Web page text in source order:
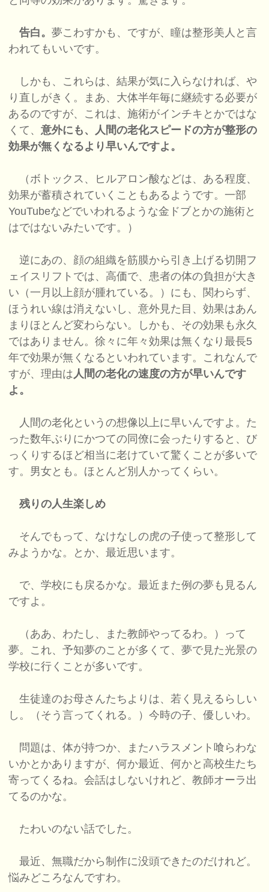
告白。夢こわすかも、ですが、瞳は整形美人と言
われてもいいです。
しかも、これらは、結果が気に入らなければ、や
り直しがきく。まあ、大体半年毎に継続する必要が
あるのですが、これは、施術がインチキとかではな
くて、意外にも、人間の老化スピードの方が整形の
効果が無くなるより早いんですよ。
（ボトックス、ヒルアロン酸などは、ある程度、
効果が蓄積されていくこともあるようです。一部
YouTubeなどでいわれるような金ドブとかの施術と
はではないみたいです。）
逆にあの、顔の組織を筋膜から引き上げる切開フ
ェイスリフトでは、高価で、患者の体の負担が大き
い（一月以上顔が腫れている。）にも、関わらず、
ほうれい線は消えないし、意外見た目、効果はあん
まりほとんど変わらない。しかも、その効果も永久
ではありません。徐々に年々効果は無くなり最長5
年で効果が無くなるといわれています。これなんで
すが、理由は人間の老化の速度の方が早いんです
よ。
人間の老化というの想像以上に早いんですよ。た
った数年ぶりにかつての同僚に会ったりすると、び
っくりするほど相当に老けていて驚くことが多いで
す。男女とも。ほとんど別人かってくらい。
残りの人生楽しめ
そんでもって、なけなしの虎の子使って整形して
みようかな。とか、最近思います。
で、学校にも戻るかな。最近また例の夢も見るん
ですよ。
（ああ、わたし、また教師やってるわ。）って
夢。これ、予知夢のことが多くて、夢で見た光景の
学校に行くことが多いです。
生徒達のお母さんたちよりは、若く見えるらしい
し。（そう言ってくれる。）今時の子、優しいわ。
問題は、体が持つか、またハラスメント喰らわな
いかとかありますが、何か最近、何かと高校生たち
寄ってくるね。会話はしないけれど、教師オーラ出
てるのかな。
たわいのない話でした。
最近、無職だから制作に没頭できたのだけれど。
悩みどころなんですわ。